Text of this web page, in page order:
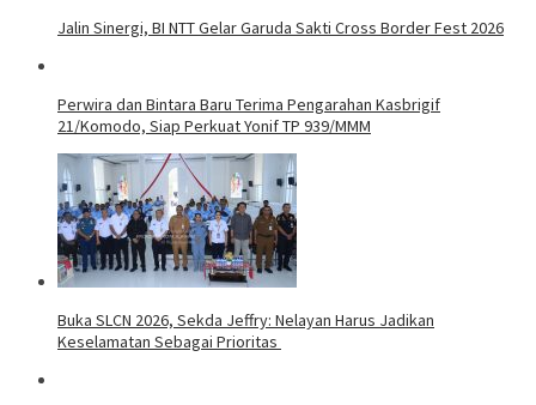
Jalin Sinergi, BI NTT Gelar Garuda Sakti Cross Border Fest 2026
Perwira dan Bintara Baru Terima Pengarahan Kasbrigif
21/Komodo, Siap Perkuat Yonif TP 939/MMM
Buka SLCN 2026, Sekda Jeffry: Nelayan Harus Jadikan
Keselamatan Sebagai Prioritas